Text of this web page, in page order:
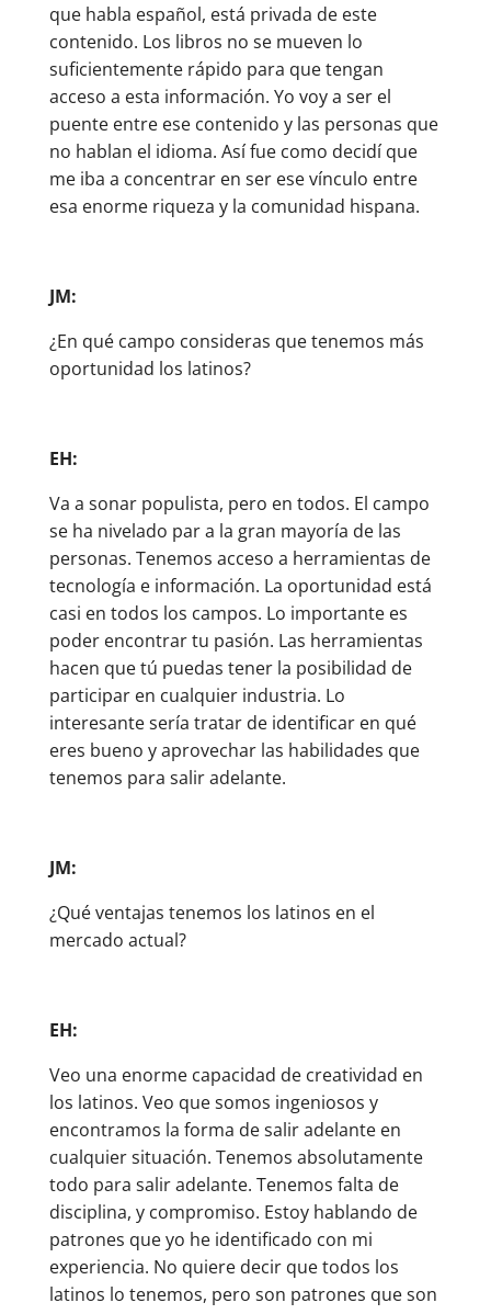
que habla español, está privada de este
contenido. Los libros no se mueven lo
suficientemente rápido para que tengan
acceso a esta información. Yo voy a ser el
puente entre ese contenido y las personas que
no hablan el idioma. Así fue como decidí que
me iba a concentrar en ser ese vínculo entre
esa enorme riqueza y la comunidad hispana.
JM:
¿En qué campo consideras que tenemos más
oportunidad los latinos?
EH:
Va a sonar populista, pero en todos. El campo
se ha nivelado par a la gran mayoría de las
personas. Tenemos acceso a herramientas de
tecnología e información. La oportunidad está
casi en todos los campos. Lo importante es
poder encontrar tu pasión. Las herramientas
hacen que tú puedas tener la posibilidad de
participar en cualquier industria. Lo
interesante sería tratar de identificar en qué
eres bueno y aprovechar las habilidades que
tenemos para salir adelante.
JM:
¿Qué ventajas tenemos los latinos en el
mercado actual?
EH:
Veo una enorme capacidad de creatividad en
los latinos. Veo que somos ingeniosos y
encontramos la forma de salir adelante en
cualquier situación. Tenemos absolutamente
todo para salir adelante. Tenemos falta de
disciplina, y compromiso. Estoy hablando de
patrones que yo he identificado con mi
experiencia. No quiere decir que todos los
latinos lo tenemos, pero son patrones que son